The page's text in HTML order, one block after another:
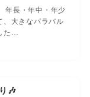
年長・年中・年少
、大きなパラバル
た…
🎶